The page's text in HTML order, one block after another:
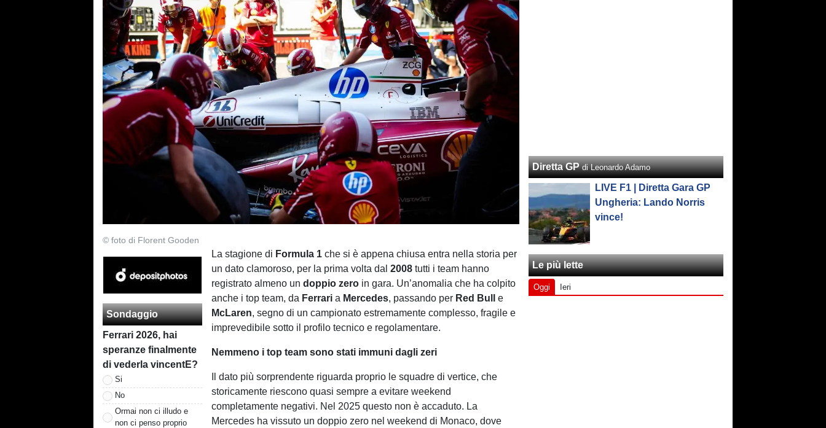
© foto di Florent Gooden
Sondaggio
Ferrari 2026, hai
speranze finalmente
di vederla vincentE?
Si
No
Ormai non ci illudo e
non ci penso proprio
La stagione di Formula 1 che si è appena chiusa entra nella storia per
un dato clamoroso, per la prima volta dal2008 tutti i team hanno
registrato almeno undoppio zero in gara. Un’anomalia che ha colpito
anche i top team, da Ferrari a Mercedes, passando per Red Bull
e
McLaren, segno di un campionato estremamente complesso, fragile e
imprevedibile sotto il profilo tecnico e regolamentare.
Nemmeno i top team sono stati immuni dagli zeri
Il dato più sorprendente riguarda proprio le squadre di vertice, che
storicamente riescono quasi sempre a evitare weekend
completamente negativi. Nel 2025 questo non è accaduto. La
Mercedes ha vissuto un doppio zero nel weekend di Monaco, dove
Diretta GP di Leonardo Adamo
LIVE F1 | Diretta Gara GP
Ungheria: Lando Norris
vince!
Le più lette
Oggi Ieri